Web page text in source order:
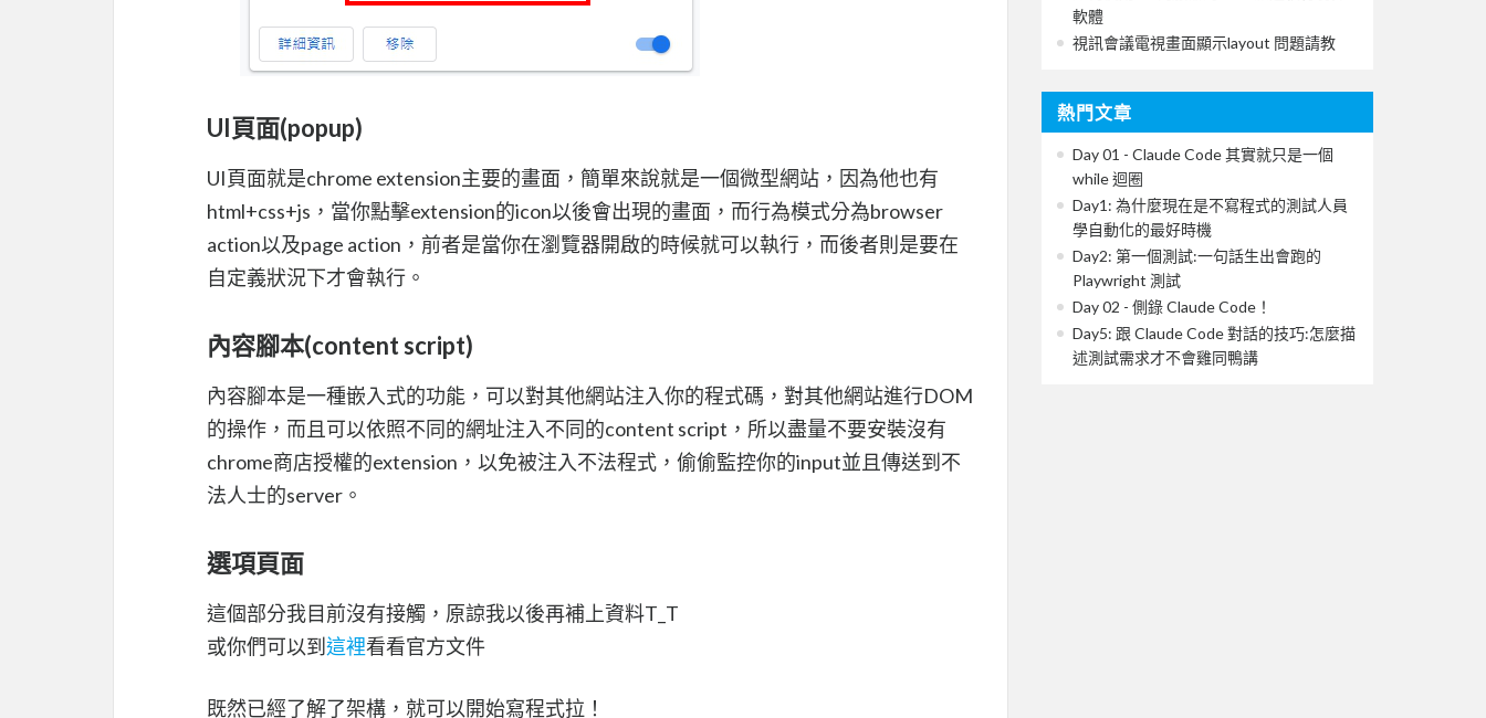
UI頁面(popup)
UI頁面就是chrome extension主要的畫面，簡單來說就是一個微型網站，因為他也有
html+css+js，當你點擊extension的icon以後會出現的畫面，而行為模式分為browser
action以及page action，前者是當你在瀏覽器開啟的時候就可以執行，而後者則是要在
自定義狀況下才會執行。
內容腳本(content script)
內容腳本是一種嵌入式的功能，可以對其他網站注入你的程式碼，對其他網站進行DOM
的操作，而且可以依照不同的網址注入不同的content script，所以盡量不要安裝沒有
chrome商店授權的extension，以免被注入不法程式，偷偷監控你的input並且傳送到不
法人士的server。
選項頁面
這個部分我目前沒有接觸，原諒我以後再補上資料T_T
或你們可以到這裡看看官方文件
既然已經了解了架構，就可以開始寫程式拉！
軟體
視訊會議電視畫面顯示layout 問題請教
熱門文章
Day 01 - Claude Code 其實就只是一個
while 迴圈
Day1: 為什麼現在是不寫程式的測試人員
學自動化的最好時機
Day2: 第一個測試:一句話生出會跑的
Playwright 測試
Day 02 - 側錄 Claude Code！
Day5: 跟 Claude Code 對話的技巧:怎麼描
述測試需求才不會雞同鴨講